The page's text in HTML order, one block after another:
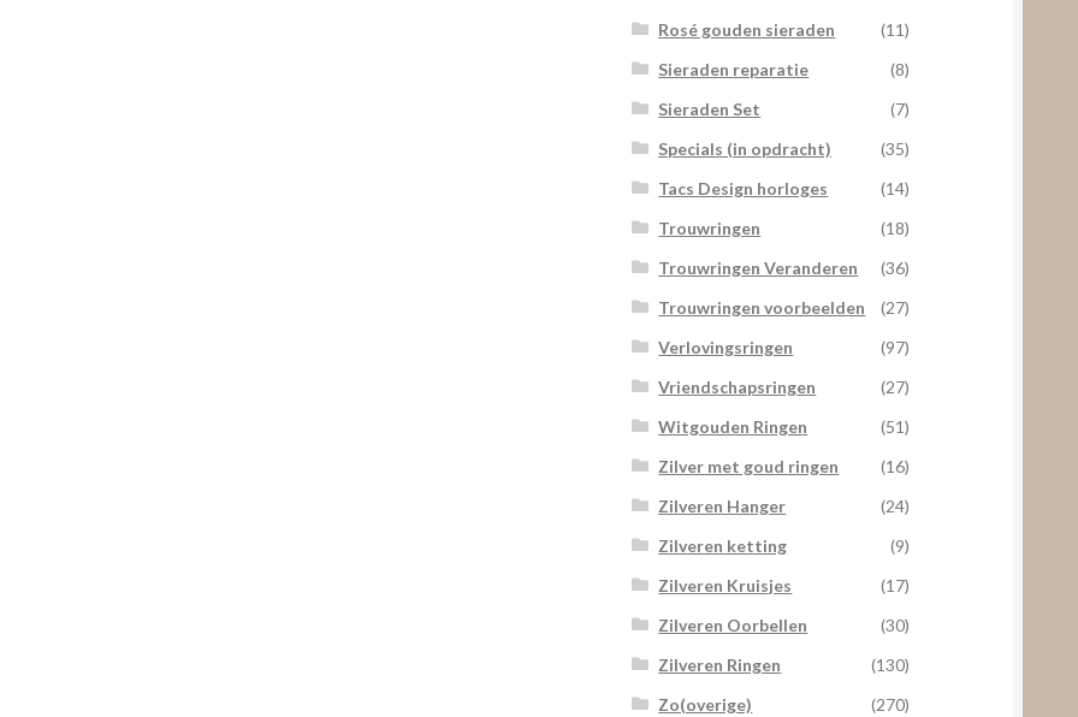
Rosé gouden sieraden
(11)
Sieraden reparatie
(8)
Sieraden Set
(7)
Specials (in opdracht)
(35)
Tacs Design horloges
(14)
Trouwringen
(18)
Trouwringen Veranderen
(36)
Trouwringen voorbeelden
(27)
Verlovingsringen
(97)
Vriendschapsringen
(27)
Witgouden Ringen
(51)
Zilver met goud ringen
(16)
Zilveren Hanger
(24)
Zilveren ketting
(9)
Zilveren Kruisjes
(17)
Zilveren Oorbellen
(30)
Zilveren Ringen
(130)
Zo(overige)
(270)